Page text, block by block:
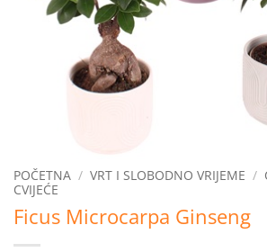
POČETNA / VRT I SLOBODNO VRIJEME /
CVIJEĆE
Ficus Microcarpa Ginseng